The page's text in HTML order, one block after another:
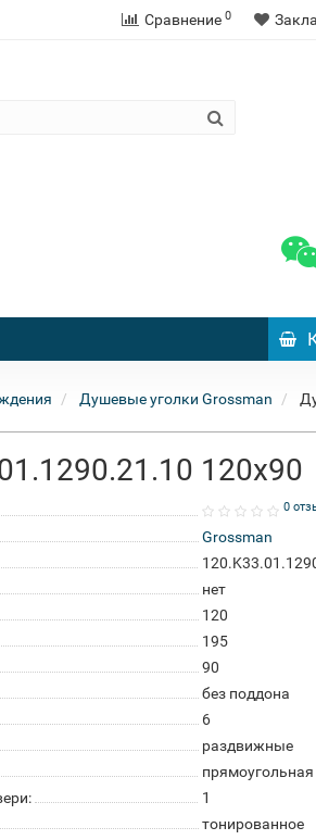
Сравнение 0
Душевые уголки Grossman
120x90
0
Grossman
нет
120
195
90
без поддона
6
раздвижные
прямоугольная
1
тонированное